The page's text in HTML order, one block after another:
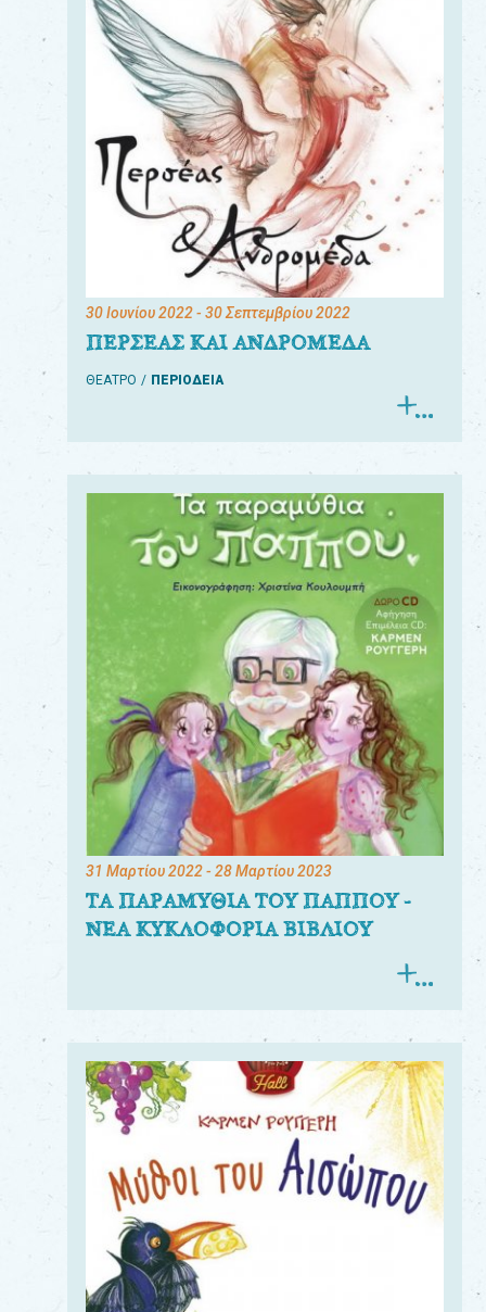
30 Ιουνίου 2022- 30 Σεπτεμβρίου 2022
ΠΕΡΣΕΑΣ ΚΑΙ ΑΝΔΡΟΜΕΔΑ
ΘΕΑΤΡΟ ΠΕΡΙΟΔΕΙΑ
31 Μαρτίου 2022- 28 Μαρτίου 2023
ΤΑ ΠΑΡΑΜΥΘΙΑ ΤΟΥ ΠΑΠΠΟΥ -
ΝΕΑ ΚΥΚΛΟΦΟΡΙΑ ΒΙΒΛΙΟΥ